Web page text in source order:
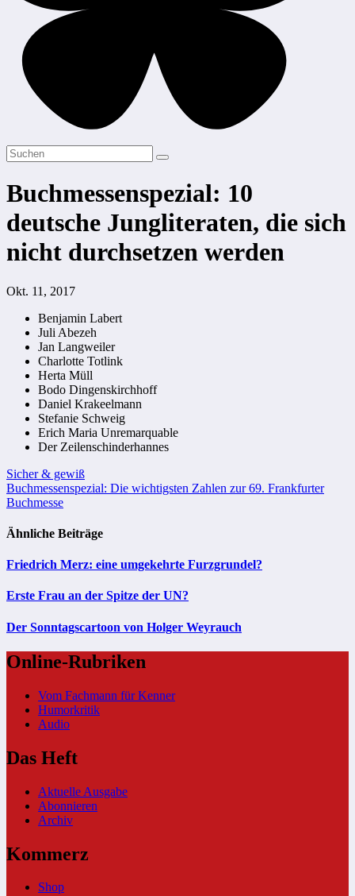
Buchmessenspezial: 10
deutsche Jungliteraten, die sich
nicht durchsetzen werden
Okt. 11, 2017
Benjamin Labert
Juli Abezeh
Jan Langweiler
Charlotte Totlink
Herta Müll
Bodo Dingenskirchhoff
Daniel Krakeelmann
Stefanie Schweig
Erich Maria Unremarquable
Der Zeilenschinderhannes
Beitragsnavigation
Sicher & gewiß
Buchmessenspezial: Die wichtigsten Zahlen zur 69. Frankfurter
Buchmesse
Ähnliche Beiträge
Friedrich Merz: eine umgekehrte Furzgrundel?
Erste Frau an der Spitze der UN?
Der Sonntagscartoon von Holger Weyrauch
Online-Rubriken
Vom Fachmann für Kenner
Humorkritik
Audio
Das Heft
Aktuelle Ausgabe
Abonnieren
Archiv
Kommerz
Shop